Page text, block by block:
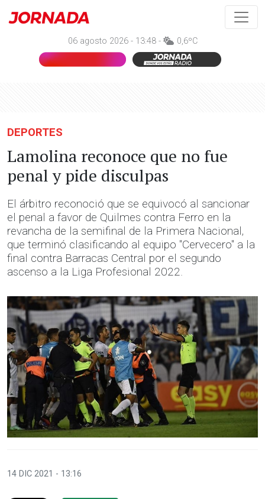
06 agosto 2026 - 13:48 - 0,6ºC
DEPORTES
Lamolina reconoce que no fue
penal y pide disculpas
El árbitro reconoció que se equivocó al sancionar
el penal a favor de Quilmes contra Ferro en la
revancha de la semifinal de la Primera Nacional,
que terminó clasificando al equipo "Cervecero" a la
final contra Barracas Central por el segundo
ascenso a la Liga Profesional 2022.
14 DIC 2021 - 13:16